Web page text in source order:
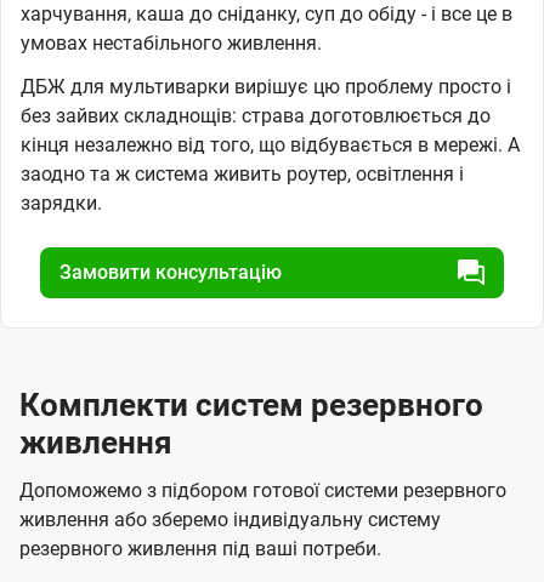
харчування, каша до сніданку, суп до обіду - і все це в
умовах нестабільного живлення.
ДБЖ для мультиварки вирішує цю проблему просто і
без зайвих складнощів: страва доготовлюється до
кінця незалежно від того, що відбувається в мережі. А
заодно та ж система живить роутер, освітлення і
зарядки.
Замовити консультацію
Комплекти систем резервного
живлення
Допоможемо з підбором готової системи резервного
живлення або зберемо індивідуальну систему
резервного живлення під ваші потреби.